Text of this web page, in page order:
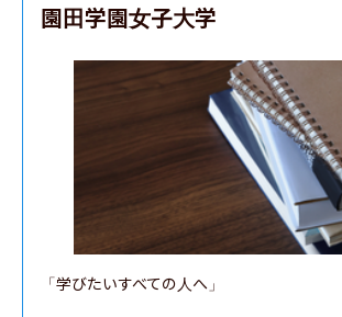
園田学園女子大学
「学びたいすべての人へ」